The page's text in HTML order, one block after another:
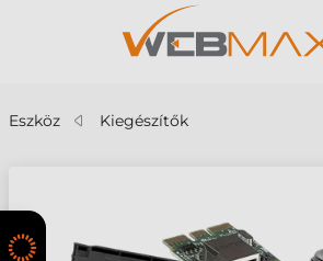
Eszköz Kiegészítők